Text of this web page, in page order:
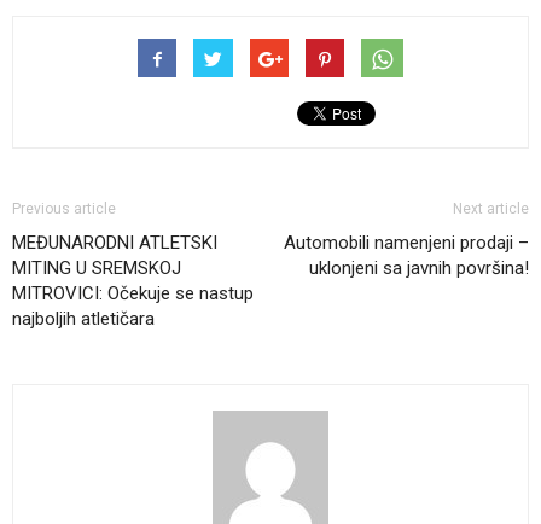
Previous article
MEĐUNARODNI ATLETSKI
MITING U SREMSKOJ
MITROVICI: Očekuje se nastup
najboljih atletičara
Next article
Automobili namenjeni prodaji –
uklonjeni sa javnih površina!